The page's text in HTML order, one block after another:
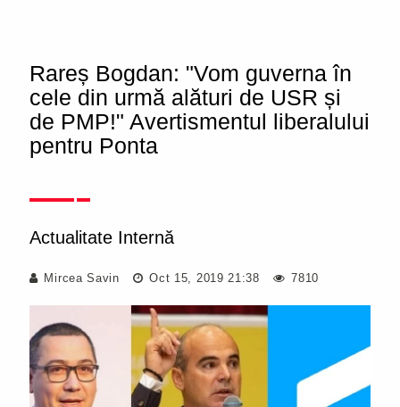
Rareș Bogdan: "Vom guverna în
cele din urmă alături de USR și
de PMP!" Avertismentul liberalului
pentru Ponta
Actualitate Internă
Mircea Savin Oct 15, 2019 21:38 7810